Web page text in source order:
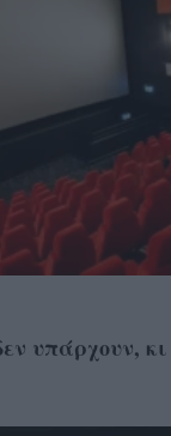
υπάρχουν,